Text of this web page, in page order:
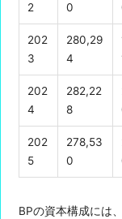
2
0
202
3
280,29
4
202
4
282,22
8
202
5
278,53
0
BPの資本構成には